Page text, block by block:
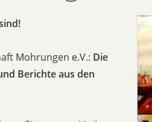
Mohrungen e.V.: Die
Berichte aus den